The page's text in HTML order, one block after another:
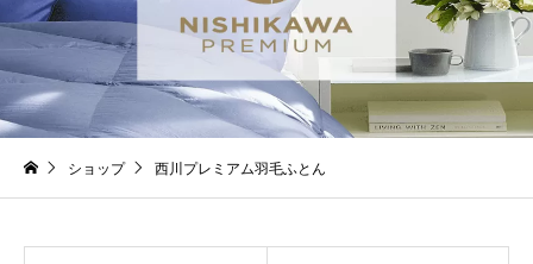
ショップ 西川プレミアム羽毛ふとん